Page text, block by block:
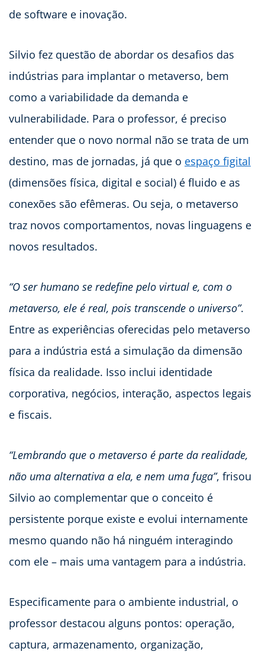
de software e inovação.
Silvio fez questão de abordar os desafios das
indústrias para implantar o metaverso, bem
como a variabilidade da demanda e
vulnerabilidade. Para o professor, é preciso
entender que o novo normal não se trata de um
destino, mas de jornadas, já que o espaço figital
(dimensões física, digital e social) é fluido e as
conexões são efêmeras. Ou seja, o metaverso
traz novos comportamentos, novas linguagens e
novos resultados.
“O ser humano se redefine pelo virtual e, com o
metaverso, ele é real, pois transcende o universo”.
Entre as experiências oferecidas pelo metaverso
para a indústria está a simulação da dimensão
física da realidade. Isso inclui identidade
corporativa, negócios, interação, aspectos legais
e fiscais.
“Lembrando que o metaverso é parte da realidade,
não uma alternativa a ela, e nem uma fuga”, frisou
Silvio ao complementar que o conceito é
persistente porque existe e evolui internamente
mesmo quando não há ninguém interagindo
com ele – mais uma vantagem para a indústria.
Especificamente para o ambiente industrial, o
professor destacou alguns pontos: operação,
captura, armazenamento, organização,